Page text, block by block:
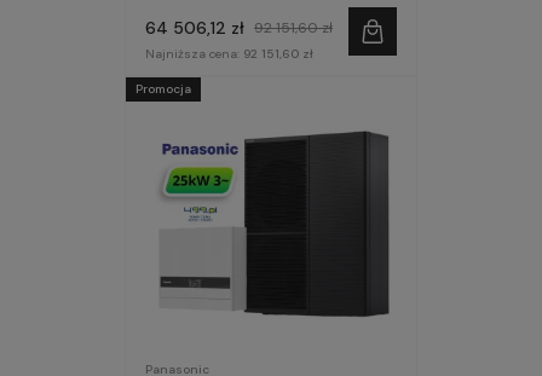
STEROWNIKIEM
64 506,12 zł 92 151,60 zł
Najniższa cena: 92 151,60 zł
Panasonic
Promocja